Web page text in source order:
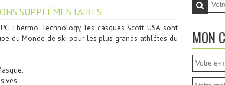
SUPPLÉMENTAIRES
Thermo Technology, les casques Scott USA sont
du Monde de ski pour les plus grands athlétes du
MON